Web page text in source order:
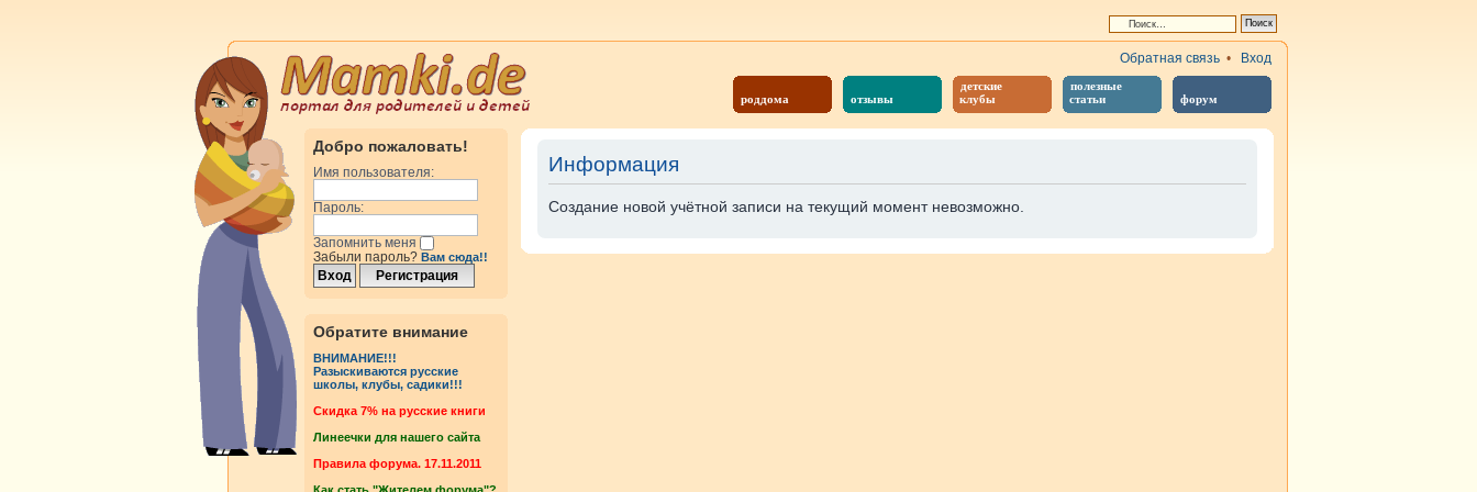
роддома отзывы
детские
клубы
полезные
статьи
форум
Обратная связь • Вход
Добро пожаловать!
Имя пользователя:
Пароль:
Запомнить меня
Забыли пароль? Вам сюда!!
Обратите внимание
ВНИМАНИЕ!!!
Разыскиваются русские
школы, клубы, садики!!!
Cкидка 7% на русские книги
Линеечки для нашего сайта
Правила форума. 17.11.2011
Информация
Создание новой учётной записи на текущий момент невозможно.